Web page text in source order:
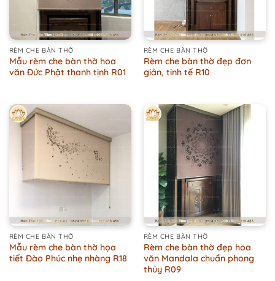
RÈM CHE BÀN THỜ
Mẫu rèm che bàn thờ hoa
văn Đức Phật thanh tịnh R01
RÈM CHE BÀN THỜ
Rèm che bàn thờ đẹp đơn
giản, tinh tế R10
RÈM CHE BÀN THỜ
Mẫu rèm che bàn thờ họa
tiết Đào Phúc nhẹ nhàng R18
RÈM CHE BÀN THỜ
Rèm che bàn thờ đẹp hoa
văn Mandala chuẩn phong
thủy R09